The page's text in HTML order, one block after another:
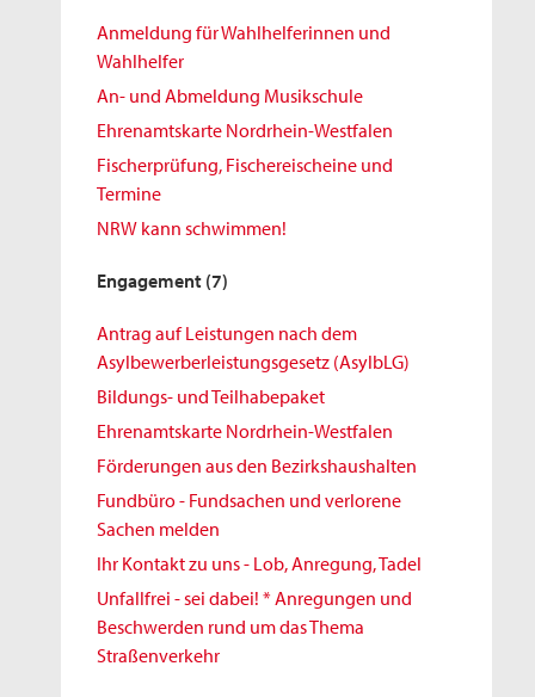
Anmeldung für Wahlhelferinnen und
Wahlhelfer
An- und Abmeldung Musikschule
Ehrenamtskarte Nordrhein-Westfalen
Fischerprüfung, Fischereischeine und
Termine
NRW kann schwimmen!
Engagement (7)
Antrag auf Leistungen nach dem
Asylbewerberleistungsgesetz (AsylbLG)
Bildungs- und Teilhabepaket
Ehrenamtskarte Nordrhein-Westfalen
Förderungen aus den Bezirkshaushalten
Fundbüro - Fundsachen und verlorene
Sachen melden
Ihr Kontakt zu uns - Lob, Anregung, Tadel
Unfallfrei - sei dabei! * Anregungen und
Beschwerden rund um das Thema
Straßenverkehr